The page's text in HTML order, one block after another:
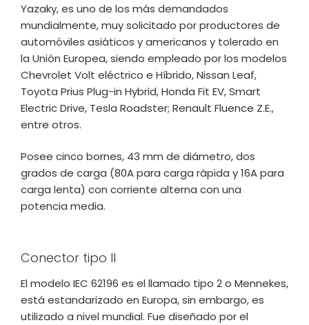
Yazaky, es uno de los más demandados
mundialmente, muy solicitado por productores de
automóviles asiáticos y americanos y tolerado en
la Unión Europea, siendo empleado por los modelos
Chevrolet Volt eléctrico e Híbrido, Nissan Leaf,
Toyota Prius Plug-in Hybrid, Honda Fit EV, Smart
Electric Drive, Tesla Roadster; Renault Fluence Z.E.,
entre otros.
Posee cinco bornes, 43 mm de diámetro, dos
grados de carga (80A para carga rápida y 16A para
carga lenta) con corriente alterna con una
potencia media.
Conector tipo II
El modelo IEC 62196 es el llamado tipo 2 o Mennekes,
está estandarizado en Europa, sin embargo, es
utilizado a nivel mundial. Fue diseñado por el